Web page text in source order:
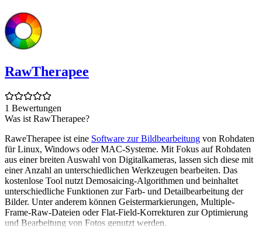
RawTherapee
1 Bewertungen
Was ist RawTherapee?
RaweTherapee ist eine Software zur Bildbearbeitung von Rohdaten
für Linux, Windows oder MAC-Systeme. Mit Fokus auf Rohdaten
aus einer breiten Auswahl von Digitalkameras, lassen sich diese mit
einer Anzahl an unterschiedlichen Werkzeugen bearbeiten. Das
kostenlose Tool nutzt Demosaicing-Algorithmen und beinhaltet
unterschiedliche Funktionen zur Farb- und Detailbearbeitung der
Bilder. Unter anderem können Geistermarkierungen, Multiple-
Frame-Raw-Dateien oder Flat-Field-Korrekturen zur Optimierung
und Bearbeitung von Fotos genutzt werden.